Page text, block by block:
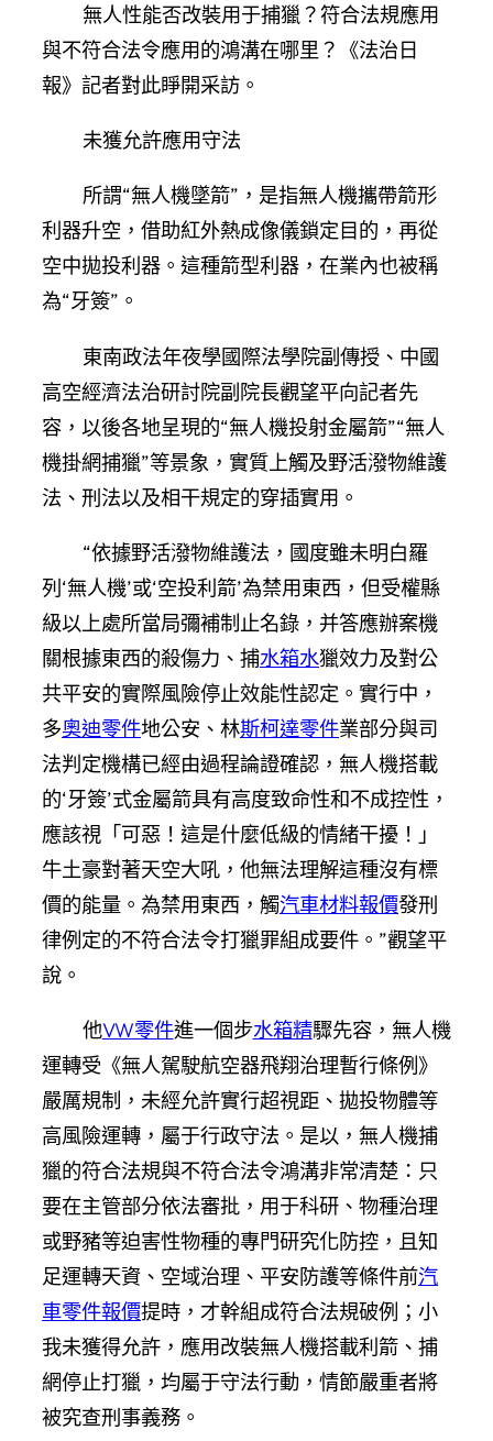
無人性能否改裝用于捕獵？符合法規應用
與不符合法令應用的鴻溝在哪里？《法治日
報》記者對此睜開采訪。
未獲允許應用守法
所謂“無人機墜箭”，是指無人機攜帶箭形
利器升空，借助紅外熱成像儀鎖定目的，再從
空中拋投利器。這種箭型利器，在業內也被稱
為“牙簽”。
東南政法年夜學國際法學院副傳授、中國
高空經濟法治研討院副院長觀望平向記者先
容，以後各地呈現的“無人機投射金屬箭”“無人
機掛網捕獵”等景象，實質上觸及野活潑物維護
法、刑法以及相干規定的穿插實用。
“依據野活潑物維護法，國度雖未明白羅
列‘無人機’或‘空投利箭’為禁用東西，但受權縣
級以上處所當局彌補制止名錄，并答應辦案機
關根據東西的殺傷力、捕水箱水獵效力及對公
共平安的實際風險停止效能性認定。實行中，
多奧迪零件地公安、林斯柯達零件業部分與司
法判定機構已經由過程論證確認，無人機搭載
的‘牙簽’式金屬箭具有高度致命性和不成控性，
應該視「可惡！這是什麼低級的情緒干擾！」
牛土豪對著天空大吼，他無法理解這種沒有標
價的能量。為禁用東西，觸汽車材料報價發刑
律例定的不符合法令打獵罪組成要件。”觀望平
說。
他VW零件進一個步水箱精驟先容，無人機
運轉受《無人駕駛航空器飛翔治理暫行條例》
嚴厲規制，未經允許實行超視距、拋投物體等
高風險運轉，屬于行政守法。是以，無人機捕
獵的符合法規與不符合法令鴻溝非常清楚：只
要在主管部分依法審批，用于科研、物種治理
或野豬等迫害性物種的專門研究化防控，且知
足運轉天資、空域治理、平安防護等條件前汽
車零件報價提時，才幹組成符合法規破例；小
我未獲得允許，應用改裝無人機搭載利箭、捕
網停止打獵，均屬于守法行動，情節嚴重者將
被究查刑事義務。